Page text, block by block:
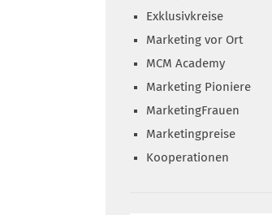
Exklusivkreise
Marketing vor Ort
MCM Academy
Marketing Pioniere
MarketingFrauen
Marketingpreise
Kooperationen